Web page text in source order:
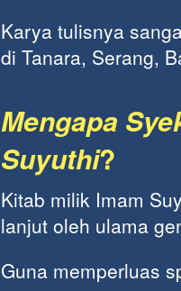
Karya tulisnya
di Tanara, Serang,
Mengapa
Suyuthi?
Kitab milik Imam
lanjut oleh ulama
Guna memperluas